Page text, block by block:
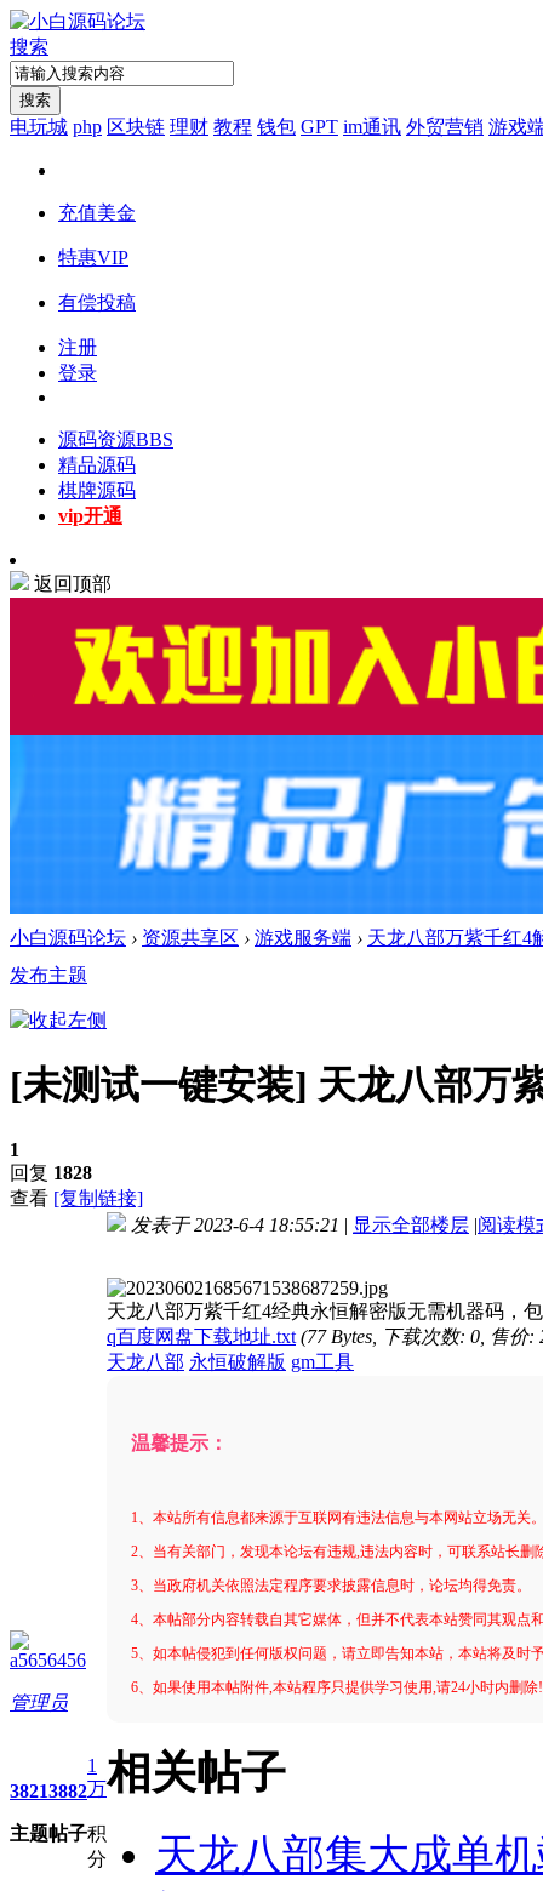
搜索
搜索
电玩城 php 区块链 理财 教程 钱包 GPT im通讯 外贸营销 游戏
充值美金
特惠VIP
有偿投稿
注册
登录
源码资源BBS
精品源码
棋牌源码
vip开通
返回顶部
小白源码论坛 › 资源共享区 › 游戏服务端 › 天龙八部万紫千红4
发布主题
[未测试一键安装] 天龙八部万
1
回复 1828
查看 [复制链接]
a5656456
管理员
3821
主题
3882
帖子
1
万
积
分
发表于 2023-6-4 18:55:21 | 显示全部楼层 |阅读模
天龙八部万紫千红4经典永恒解密版无需机器码，
q百度网盘下载地址.txt (77 Bytes, 下载次数: 0, 售价:
天龙八部 永恒破解版 gm工具
温馨提示：
1、本站所有信息都来源于互联网有违法信息与本网站立场无关
2、当有关部门，发现本论坛有违规,违法内容时，可联系站长删
3、当政府机关依照法定程序要求披露信息时，论坛均得免责。
4、本帖部分内容转载自其它媒体，但并不代表本站赞同其观点
5、如本帖侵犯到任何版权问题，请立即告知本站，本站将及时
6、如果使用本帖附件,本站程序只提供学习使用,请24小时内删
相关帖子
天龙八部集大成单